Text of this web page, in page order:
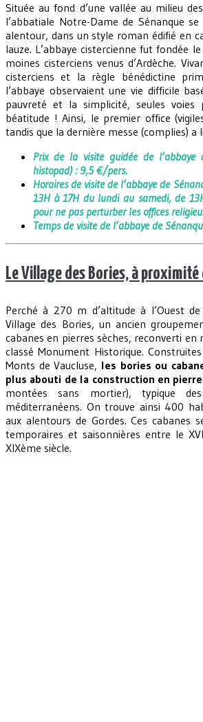
Située au fond d’une vallée au milieu
l’abbatiale Notre-Dame de Sénanque
alentour, dans un style roman édifié en
lauze. L’abbaye cistercienne fut fondée
moines cisterciens venus d’Ardèche.
cisterciens et la règle bénédictine
l’abbaye observaient une vie difficile
pauvreté et la simplicité, seules
béatitude ! Ainsi, le premier office
tandis que la dernière messe (complies) a
Prix de la visite guidée de l’abbaye
histopad) : 9,5 €/pers.
Horaires de visite de l’abbaye de
13H à 17H du lundi au samedi, de
pour ne pas perturber les offices
Temps de visite de l’abbaye de
Le Village des Bories, à proximité
Perché à 270 m d’altitude à l’Ouest
Village des Bories, un ancien
cabanes en pierres sèches, reconverti en
classé Monument Historique.
Monts de Vaucluse, les bories ou
plus abouti de la construction en
montées sans mortier), typique
méditerranéens. On trouve ainsi 400
aux alentours de Gordes. Ces cabanes
temporaires et saisonnières entre le
XIXème siècle.